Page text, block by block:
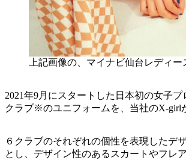
上記画像の、マイナビ仙台レディ
2021年9月にスタートした日本初の女子
クラブ※のユニフォームを、当社のX-girl
６クラブのそれぞれの個性を表現したデ
とし、デザイン性のあるスカートやフレ